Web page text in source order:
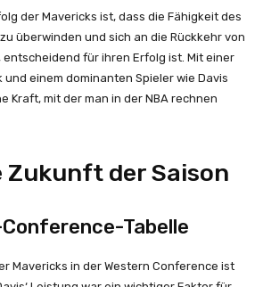
der Mavericks ist, dass die Fähigkeit des
überwinden und sich an die Rückkehr von
für ihren Erfolg ist. Mit einer
und einem dominanten Spieler wie Davis
Kraft, mit der man in der NBA rechnen
Zukunft der Saison
Tabelle
Mavericks in der Western Conference ist